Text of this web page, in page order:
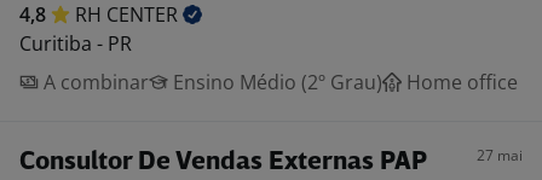
4,8 RH CENTER
Curitiba - PR
A combinar
Ensino Médio (2º Grau) Home office
Consultor De Vendas Externas PAP 27 mai